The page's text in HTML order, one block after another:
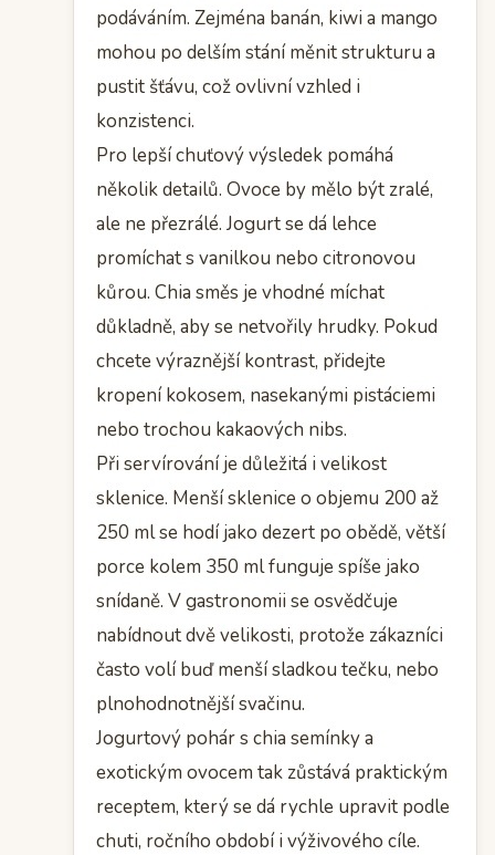
podáváním. Zejména banán, kiwi a mango
mohou po delším stání měnit strukturu a
pustit šťávu, což ovlivní vzhled i
konzistenci.
Pro lepší chuťový výsledek pomáhá
několik detailů. Ovoce by mělo být zralé,
ale ne přezrálé. Jogurt se dá lehce
promíchat s vanilkou nebo citronovou
kůrou. Chia směs je vhodné míchat
důkladně, aby se netvořily hrudky. Pokud
chcete výraznější kontrast, přidejte
kropení kokosem, nasekanými pistáciemi
nebo trochou kakaových nibs.
Při servírování je důležitá i velikost
sklenice. Menší sklenice o objemu 200 až
250 ml se hodí jako dezert po obědě, větší
porce kolem 350 ml funguje spíše jako
snídaně. V gastronomii se osvědčuje
nabídnout dvě velikosti, protože zákazníci
často volí buď menší sladkou tečku, nebo
plnohodnotnější svačinu.
Jogurtový pohár s chia semínky a
exotickým ovocem tak zůstává praktickým
receptem, který se dá rychle upravit podle
chuti, ročního období i výživového cíle.